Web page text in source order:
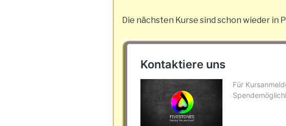
Die nächsten Kurse sind schon wieder in